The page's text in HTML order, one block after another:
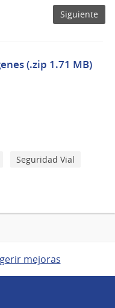
Siguiente
(.zip 1.71 MB)
Seguridad Vial
mejoras